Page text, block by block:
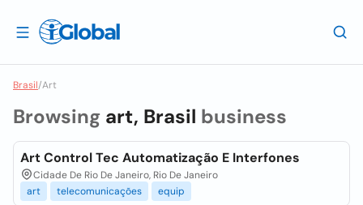
Brasil/Art
Browsing art, Brasil business
Art Control Tec Automatização E Interfones
Cidade De Rio De Janeiro, Rio De Janeiro
art
telecomunicações equip